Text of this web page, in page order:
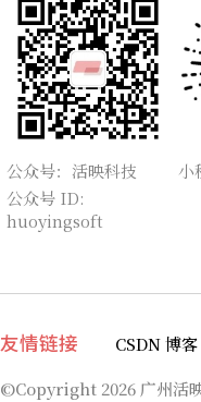
公众号：活映科技
小
公众号 ID:
huoyingsoft
友情链接 CSDN 博客
©Copyright 2026 广州活